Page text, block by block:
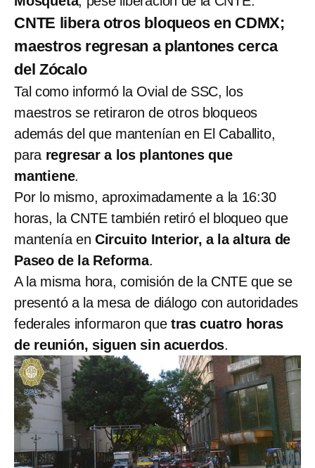
CNTE libera otros bloqueos en CDMX;
maestros regresan a plantones cerca
del Zócalo
Tal como informó la Ovial de SSC, los
maestros se retiraron de otros bloqueos
además del que mantenían en El Caballito,
para regresar a los plantones que
mantiene.
Por lo mismo, aproximadamente a la 16:30
horas, la CNTE también retiró el bloqueo que
mantenía en Circuito Interior, a la altura de
Paseo de la Reforma.
A la misma hora, comisión de la CNTE que se
presentó a la mesa de diálogo con autoridades
federales informaron que tras cuatro horas
de reunión, siguen sin acuerdos.